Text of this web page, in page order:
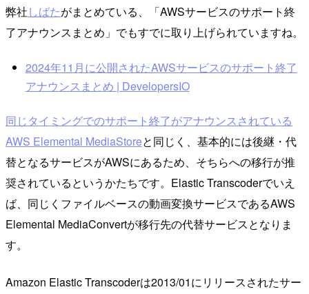
弊社しばたがまとめている、「AWSサービスのサポート終
了アナウンスまとめ」でもすでに取り上げられていますね。
2024年11月に公開されたAWSサービスのサポート終了
アナウンスまとめ | DevelopersIO
同じタイミングでのサポート終了がアナウンスされている
AWS Elemental MediaStoreと同じく、基本的には後継・代
替となるサービスがAWSにあるため、そちらへの移行が推
奨されているというかたちです。Elastic Transcoderでいえ
ば、同じくファイルベースの動画変換サービスであるAWS
Elemental MediaConvertが移行先の代替サービスとなりま
す。
Amazon Elastic Transcoderは2013/01にリリースされたサー